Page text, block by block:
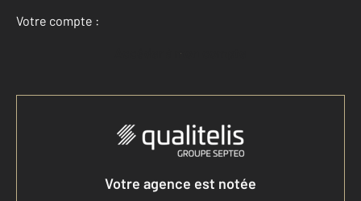
Votre compte :
Accéder à mon compte
Votre agence est notée